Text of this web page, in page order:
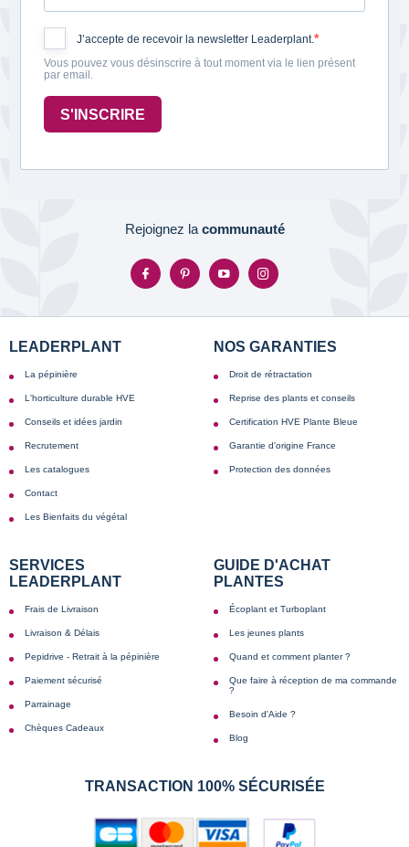
J’accepte de recevoir la newsletter Leaderplant.
Vous pouvez vous désinscrire à tout moment via le lien présent
par email.
S'INSCRIRE
Rejoignez la communauté
LEADERPLANT
La pépinière
L'horticulture durable HVE
Conseils et idées jardin
Recrutement
Les catalogues
Contact
Les Bienfaits du végétal
NOS GARANTIES
Droit de rétractation
Reprise des plants et conseils
Certification HVE Plante Bleue
Garantie d'origine France
Protection des données
SERVICES
LEADERPLANT
Frais de Livraison
Livraison & Délais
Pepidrive - Retrait à la pépinière
Paiement sécurisé
Parrainage
Chèques Cadeaux
GUIDE D'ACHAT
PLANTES
Écoplant et Turboplant
Les jeunes plants
Quand et comment planter ?
Que faire à réception de ma commande
?
Besoin d'Aide ?
Blog
TRANSACTION 100% SÉCURISÉE